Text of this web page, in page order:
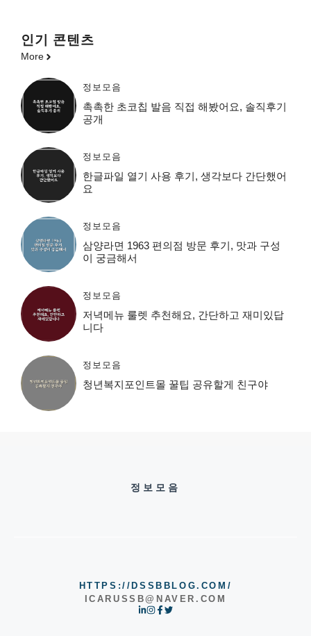
인기 콘텐츠
More
정보모음
촉촉한 초코칩 발음 직접 해봤어요, 솔직후기
공개
정보모음
한글파일 열기 사용 후기, 생각보다 간단했어
요
정보모음
삼양라면 1963 편의점 방문 후기, 맛과 구성
이 궁금해서
정보모음
저녁메뉴 룰렛 추천해요, 간단하고 재미있답
니다
정보모음
청년복지포인트몰 꿀팁 공유할게 친구야
정보모음
HTTPS://DSSBBLOG.COM/
ICARUSSB@NAVER.COM